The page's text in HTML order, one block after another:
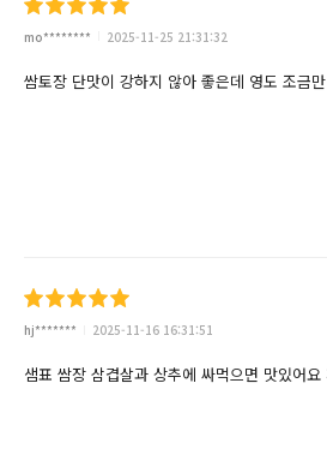
mo******** 2025-11-25 21:31:32
쌈토장 단맛이 강하지 않아 좋은데 영도 조금
hj******* 2025-11-16 16:31:51
샘표 쌈장 삼겹살과 상추에 싸먹으면 맛있어